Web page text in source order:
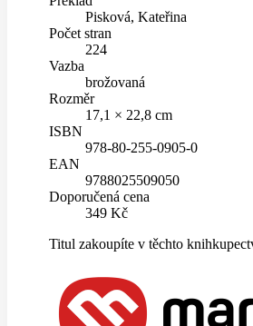
Pisková, Kateřina
Počet stran
224
Vazba
brožovaná
Rozměr
17,1 × 22,8 cm
ISBN
978-80-255-0905-0
EAN
9788025509050
Doporučená cena
349 Kč
Titul zakoupíte v těchto